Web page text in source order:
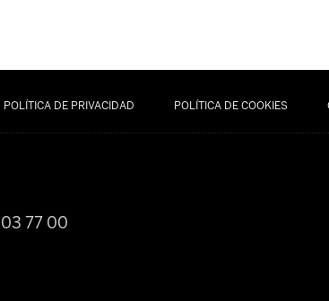
POLÍTICA DE PRIVACIDAD POLÍTICA DE COOKIES
77 00